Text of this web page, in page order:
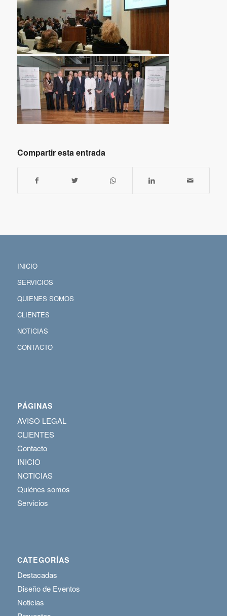
Compartir esta entrada
INICIO
SERVICIOS
QUIENES SOMOS
CLIENTES
NOTICIAS
CONTACTO
PÁGINAS
AVISO LEGAL
CLIENTES
Contacto
INICIO
NOTICIAS
Quiénes somos
Servicios
CATEGORÍAS
Destacadas
Diseño de Eventos
Noticias